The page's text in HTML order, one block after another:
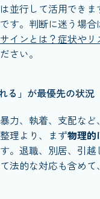
並行して活用でき
す。判断に迷う場合
インとは？症状や
さい。
る」が最優先の状況
力、執着、支配な
理より、まず物理的
。退職、別居、引
法的な対応も含め